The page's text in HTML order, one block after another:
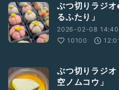
ぶつ切りラジ
るふたり」
2026-02-08
10100
12:01
ぶつ切りラジ
空ノムコウ」